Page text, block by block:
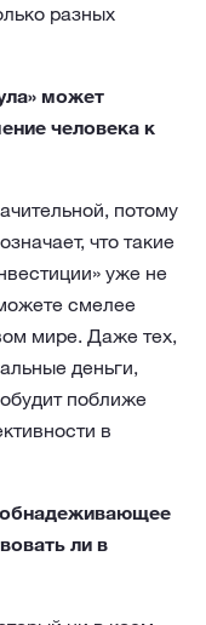
разных
может
человека к
потому
что такие
уже не
смелее
мире. Даже тех,
деньги,
поближе
в
ли в